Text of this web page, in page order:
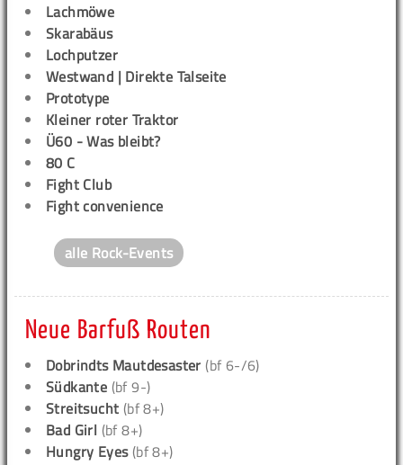
Lachmöwe
Skarabäus
Lochputzer
Westwand | Direkte Talseite
Prototype
Kleiner roter Traktor
Ü60 - Was bleibt?
80 C
Fight Club
Fight convenience
alle Rock-Events
Neue Barfuß Routen
Dobrindts Mautdesaster (bf 6-/6)
Südkante (bf 9-)
Streitsucht (bf 8+)
Bad Girl (bf 8+)
Hungry Eyes(bf 8+)